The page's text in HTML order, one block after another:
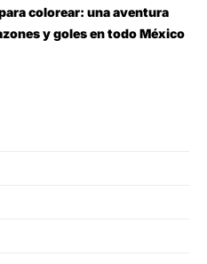
colorear: una aventura
y goles en todo México